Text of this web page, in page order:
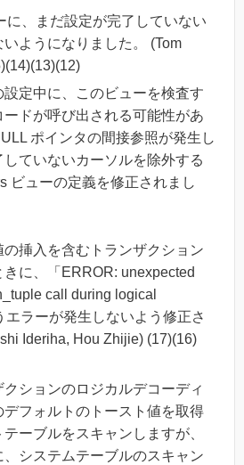
に、まだ設定が完了していない
ようになりました。 (Tom
定中に、このビューを検査す
ードが呼び出される可能性があ
ポインタの間接参照が発生し
していないカーソルを除外する
ビューの定義を修正されまし
挿入を含むトランザクション
きに、「ERROR: unexpected
call during logical
ラーが発生しないよう修正さ
Ideriha, Hou Zhijie) (17)(16)
ションのロジカルデコーディ
デフォルトのトースト値を取得
ーブルをスキャンしますが、
、システムテーブルのスキャン